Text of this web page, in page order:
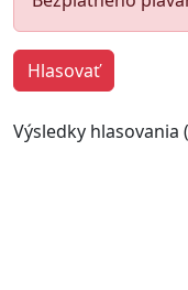
Hlasovať
Výsledky hlasovania